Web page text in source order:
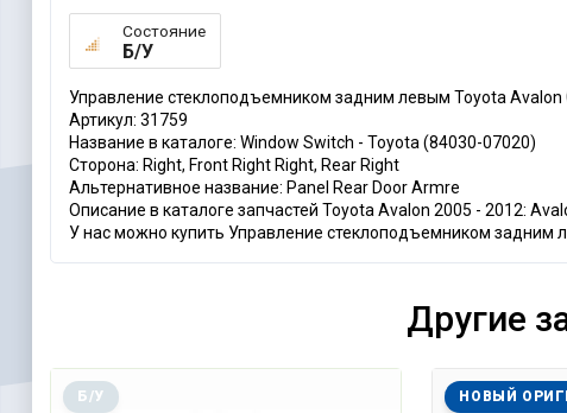
Состояние
Б/У
Управление стеклоподъемником задним левым Toyota Avalon
Артикул: 31759
Название в каталоге: Window Switch - Toyota (84030-07020)
Сторона: Right, Front Right Right, Rear Right
Альтернативное название: Panel Rear Door Armre
Описание в каталоге запчастей Toyota Avalon 2005 - 2012:
У нас можно купить Управление стеклоподъемником задним
Другие
Б/У НОВЫЙ